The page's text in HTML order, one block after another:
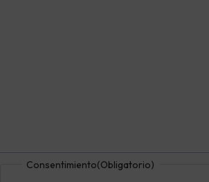
Consentimiento(Obligatorio)